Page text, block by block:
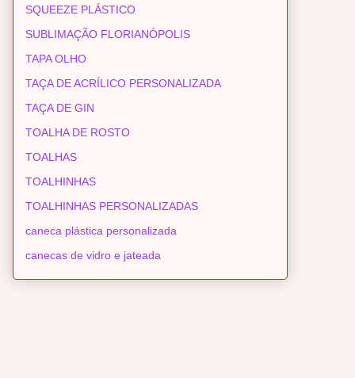
SQUEEZE PLÁSTICO
SUBLIMAÇÃO FLORIANÓPOLIS
TAPA OLHO
TAÇA DE ACRÍLICO PERSONALIZADA
TAÇA DE GIN
TOALHA DE ROSTO
TOALHAS
TOALHINHAS
TOALHINHAS PERSONALIZADAS
caneca plástica personalizada
canecas de vidro e jateada